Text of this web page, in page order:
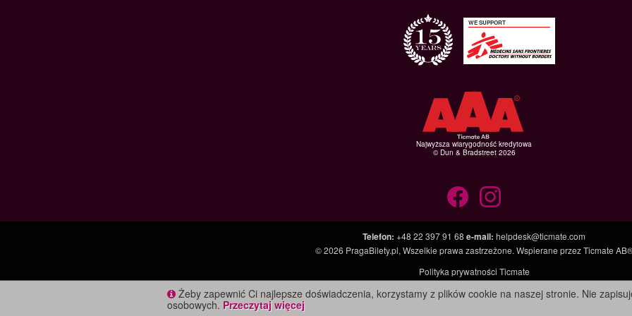
WE SUPPORT
Najwyższa wiarygodność kredytowa
© Dun & Bradstreet 2026
Telefon: +48 22 397 91 68 e-mail: helpdesk@ticmate.com
© 2026 PragaBilety.pl, Wszelkie prawa zastrzeżone. Wspierane przezTicmate
Polityka prywatności Ticmate
Żeby zapewnić Ci najlepsze doświadczenia, korzystamy z plików cookie na naszej stronie. Nie
osobowych. Przeczytaj więcej